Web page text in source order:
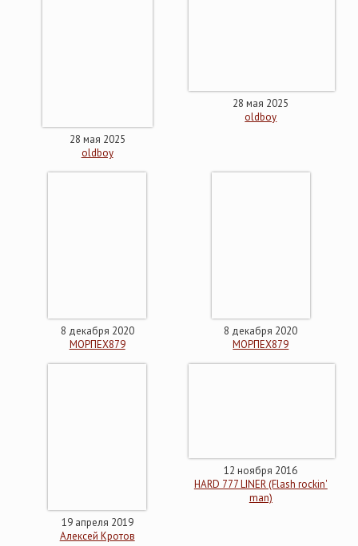
28 мая 2025
oldboy
28 мая 2025
oldboy
8 декабря 2020
МОРПЕХ879
8 декабря 2020
МОРПЕХ879
19 апреля 2019
Алексей Кротов
12 ноября 2016
HARD 777 LINER (Flash rockin'
man)